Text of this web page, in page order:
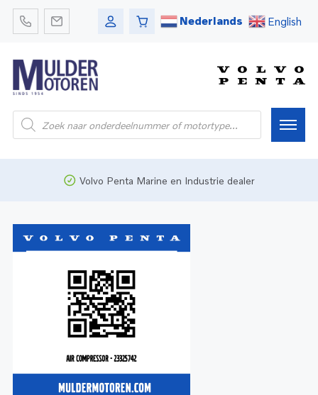
Nederlands English
Onderdelen
Bedrijfsvaart
Onderdelen
Motoren
Onderdelen
Service en onderhoud
Volvo Penta Marine en Industrie dealer